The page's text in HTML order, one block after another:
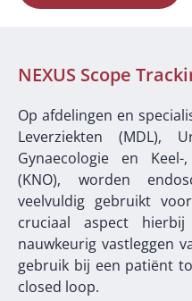
NEXUS Scope
Op afdelingen en
Leverziekten (MDL),
Gynaecologie en
(KNO), worden
veelvuldig gebruikt
cruciaal aspect
nauwkeurig vastleggen
gebruik bij een patiënt
closed loop.